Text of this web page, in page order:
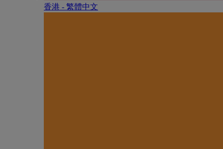
香港 - 繁體中文